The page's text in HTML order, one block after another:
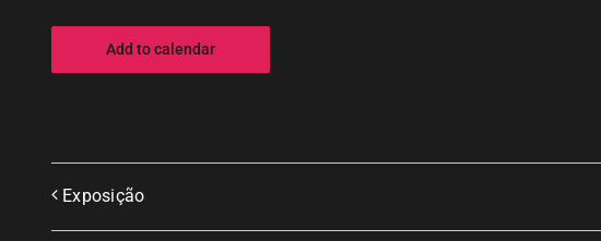
Add to calendar
Exposição